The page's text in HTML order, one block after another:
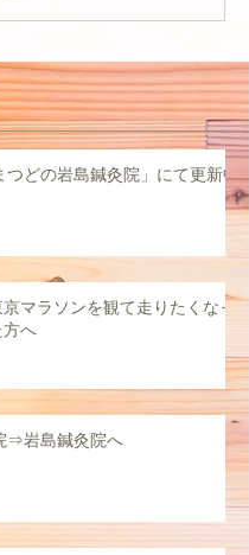
つどの岩島鍼灸院」にて更新中
京マラソンを観て走りたくなっ
方へ
⇒岩島鍼灸院へ